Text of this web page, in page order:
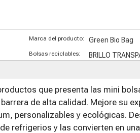
Marca del producto: Green Bio Bag
Bolsas reciclables: BRILLO
que presenta las mini
de alta calidad. Mejore su
personalizables y ecológicas.
refrigerios y las convierten en